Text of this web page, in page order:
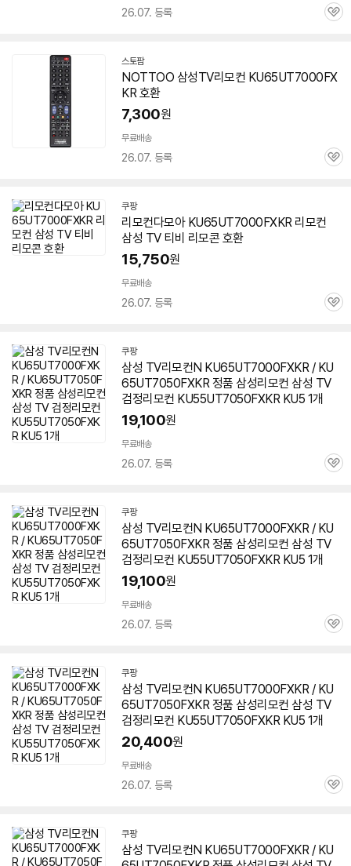
26.07. 등록
관
스토팜네
버
이
NOTTOO 삼성TV리모컨 KU65UT7000FX
KR호환
7,300원
무료배송
26.07. 등록
관
쿠팡
리모컨다모아 KU65UT7000FXKR리모컨
삼성 TV 티비 리모콘 호환
15,750원
무료배송
26.07. 등록
관
쿠팡
삼성 TV리모컨N KU65UT7000FXKR/ KU
65UT7050FXKR 정품 삼성리모컨 삼성 TV
검정리모컨 KU55UT7050FXKR KU5 1개
19,100원
무료배송
26.07. 등록
관
쿠팡
삼성 TV리모컨N KU65UT7000FXKR/ KU
65UT7050FXKR 정품 삼성리모컨 삼성 TV
검정리모컨 KU55UT7050FXKR KU5 1개
19,100원
무료배송
26.07. 등록
관
쿠팡
삼성 TV리모컨N KU65UT7000FXKR/ KU
65UT7050FXKR 정품 삼성리모컨 삼성 TV
검정리모컨 KU55UT7050FXKR KU5 1개
20,400원
무료배송
26.07. 등록
관
쿠팡
삼성 TV리모컨N KU65UT7000FXKR/ KU